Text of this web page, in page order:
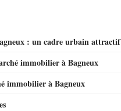
: un cadre urbain attractif
immobilier à Bagneux
immobilier à Bagneux